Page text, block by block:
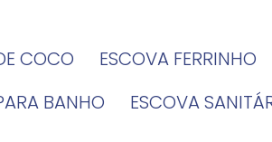
COCO
ESCOVA FERRINHO
BANHO
ESCOVA